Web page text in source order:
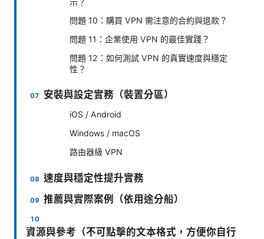
示？
問題 10：購買 VPN 需注意的合約與退款？
問題 11：企業使用 VPN 的最佳實踐？
問題 12：如何測試 VPN 的真實速度與穩定
性？
安裝與設定實務（裝置分區）
iOS / Android
Windows / macOS
路由器級 VPN
速度與穩定性提升實務
推薦與實際案例（依用途分船）
資源與參考（不可點擊的文本格式，方便你自行